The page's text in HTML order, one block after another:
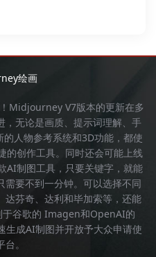
绘画
Midjourney V7版本的更新在多
，无论是画质、提示词理解、手
人物参考系统和3D功能，都使
的创作工具。同时还会可能上线
AI制图工具，只要关键字，就能
要不到一分钟。可以选择不同
达芬奇、达利和毕加索等，还能
于谷歌的 Imagen和OpenAI的
生成AI制图并开放予大众申请使
。